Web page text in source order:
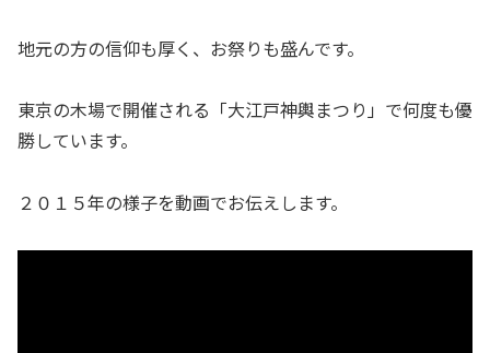
地元の方の信仰も厚く、お祭りも盛んです。
東京の木場で開催される「大江戸神輿まつり」で何度も優
勝しています。
２０１５年の様子を動画でお伝えします。